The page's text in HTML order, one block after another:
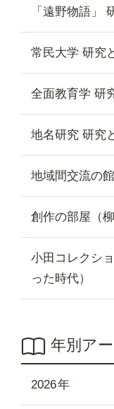
「遠野物語」
常民大学 研究
全面教育学 研
地名研究 研究
地域間交流の館
創作の部屋（
小田コレクシ
った時代）
年別ア
2026